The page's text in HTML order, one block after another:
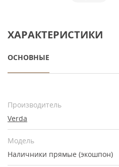
ХАРАКТЕРИСТИКИ
ОСНОВНЫЕ
Производитель
Verda
Модель
Наличники прямые (экошпон)